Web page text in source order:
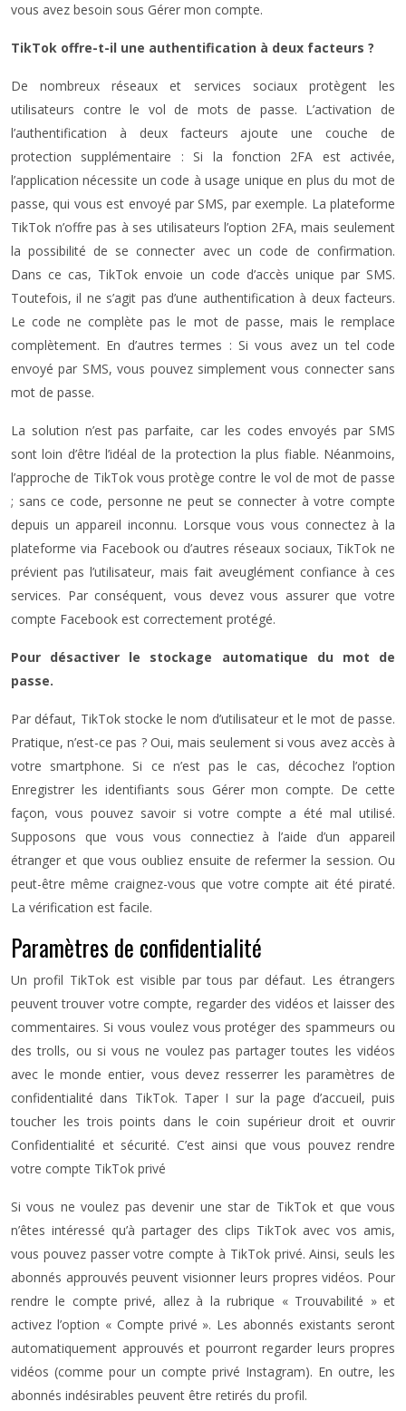
vous avez besoin sous Gérer mon compte.
TikTok offre-t-il une authentification à deux facteurs ?
De nombreux réseaux et services sociaux protègent les
utilisateurs contre le vol de mots de passe. L’activation de
l’authentification à deux facteurs ajoute une couche de
protection supplémentaire : Si la fonction 2FA est activée,
l’application nécessite un code à usage unique en plus du mot de
passe, qui vous est envoyé par SMS, par exemple. La plateforme
TikTok n’offre pas à ses utilisateurs l’option 2FA, mais seulement
la possibilité de se connecter avec un code de confirmation.
Dans ce cas, TikTok envoie un code d’accès unique par SMS.
Toutefois, il ne s’agit pas d’une authentification à deux facteurs.
Le code ne complète pas le mot de passe, mais le remplace
complètement. En d’autres termes : Si vous avez un tel code
envoyé par SMS, vous pouvez simplement vous connecter sans
mot de passe.
La solution n’est pas parfaite, car les codes envoyés par SMS
sont loin d’être l’idéal de la protection la plus fiable. Néanmoins,
l’approche de TikTok vous protège contre le vol de mot de passe
; sans ce code, personne ne peut se connecter à votre compte
depuis un appareil inconnu. Lorsque vous vous connectez à la
plateforme via Facebook ou d’autres réseaux sociaux, TikTok ne
prévient pas l’utilisateur, mais fait aveuglément confiance à ces
services. Par conséquent, vous devez vous assurer que votre
compte Facebook est correctement protégé.
Pour désactiver le stockage automatique du mot de
passe.
Par défaut, TikTok stocke le nom d’utilisateur et le mot de passe.
Pratique, n’est-ce pas ? Oui, mais seulement si vous avez accès à
votre smartphone. Si ce n’est pas le cas, décochez l’option
Enregistrer les identifiants sous Gérer mon compte. De cette
façon, vous pouvez savoir si votre compte a été mal utilisé.
Supposons que vous vous connectiez à l’aide d’un appareil
étranger et que vous oubliez ensuite de refermer la session. Ou
peut-être même craignez-vous que votre compte ait été piraté.
La vérification est facile.
Paramètres de confidentialité
Un profil TikTok est visible par tous par défaut. Les étrangers
peuvent trouver votre compte, regarder des vidéos et laisser des
commentaires. Si vous voulez vous protéger des spammeurs ou
des trolls, ou si vous ne voulez pas partager toutes les vidéos
avec le monde entier, vous devez resserrer les paramètres de
confidentialité dans TikTok. Taper I sur la page d’accueil, puis
toucher les trois points dans le coin supérieur droit et ouvrir
Confidentialité et sécurité. C’est ainsi que vous pouvez rendre
votre compte TikTok privé
Si vous ne voulez pas devenir une star de TikTok et que vous
n’êtes intéressé qu’à partager des clips TikTok avec vos amis,
vous pouvez passer votre compte à TikTok privé. Ainsi, seuls les
abonnés approuvés peuvent visionner leurs propres vidéos. Pour
rendre le compte privé, allez à la rubrique « Trouvabilité » et
activez l’option « Compte privé ». Les abonnés existants seront
automatiquement approuvés et pourront regarder leurs propres
vidéos (comme pour un compte privé Instagram). En outre, les
abonnés indésirables peuvent être retirés du profil.